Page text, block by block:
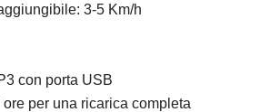
3-5 Km/h
con porta USB
per una ricarica completa